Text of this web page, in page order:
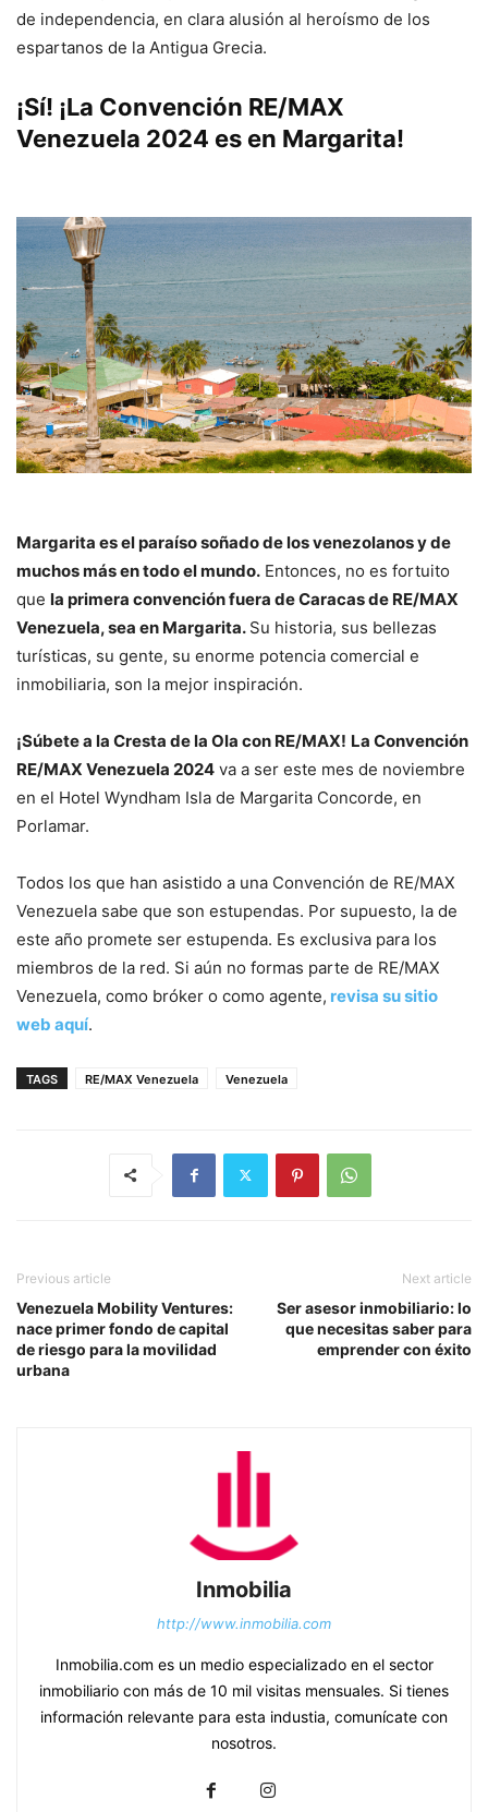
de independencia, en clara alusión al heroísmo de los
espartanos de la Antigua Grecia.
¡Sí! ¡La Convención RE/MAX
Venezuela 2024 es en Margarita!
Margarita es el paraíso soñado de los venezolanos y de
muchos más en todo el mundo. Entonces, no es fortuito
que la primera convención fuera de Caracas de RE/MAX
Venezuela, sea en Margarita. Su historia, sus bellezas
turísticas, su gente, su enorme potencia comercial e
inmobiliaria, son la mejor inspiración.
¡Súbete a la Cresta de la Ola con RE/MAX! La Convención
RE/MAX Venezuela 2024 va a ser este mes de noviembre
en el Hotel Wyndham Isla de Margarita Concorde, en
Porlamar.
Todos los que han asistido a una Convención de RE/MAX
Venezuela sabe que son estupendas. Por supuesto, la de
este año promete ser estupenda. Es exclusiva para los
miembros de la red. Si aún no formas parte de RE/MAX
Venezuela, como bróker o como agente, revisa su sitio
web aquí.
TAGS RE/MAX Venezuela Venezuela
Previous article
Venezuela Mobility Ventures:
nace primer fondo de capital
de riesgo para la movilidad
urbana
Next article
Ser asesor inmobiliario: lo
que necesitas saber para
emprender con éxito
Inmobilia
http://www.inmobilia.com
Inmobilia.com es un medio especializado en el sector
inmobiliario con más de 10 mil visitas mensuales. Si tienes
información relevante para esta industia, comunícate con
nosotros.